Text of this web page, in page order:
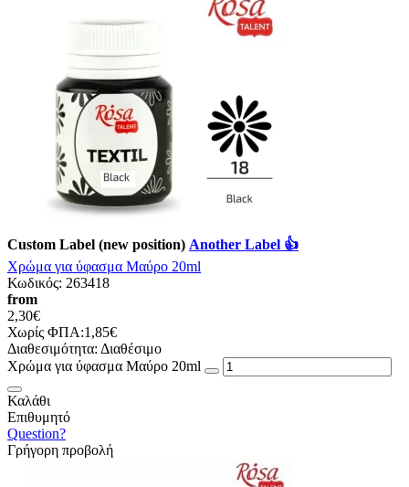
Custom Label (new position) Another Label 👍
Χρώμα για ύφασμα Μαύρο 20ml
Κωδικός: 263418
from
2,30€
Χωρίς ΦΠΑ:1,85€
Διαθεσιμότητα: Διαθέσιμο
Χρώμα για ύφασμα Μαύρο 20ml
Καλάθι
Επιθυμητό
Question?
Γρήγορη προβολή